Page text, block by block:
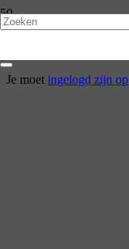
Je moet ingelogd zijn op